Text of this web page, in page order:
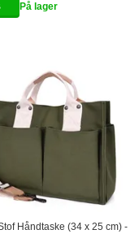
På lager
Håndtaske (34 x 25 cm) -